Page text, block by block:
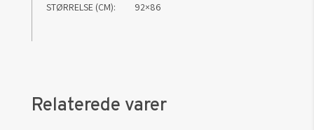
STØRRELSE (CM) 92×86
Relaterede varer